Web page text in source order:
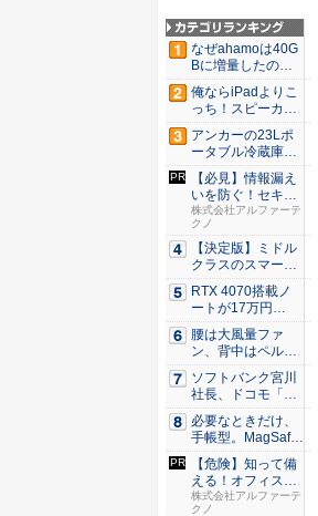
USB Type-C - MS
Office 2021 - Win11
搭載
なぜahamoは40G
Bに増量したの
か ...
俺ならiPadよりこ
っち！スピーカー
9個...
アンカーの23Lポ
ータブル冷蔵庫が
Ama...
【必見】情報漏え
いを防ぐ！セキュ
リティ実...
株式会社アルファーテ
クノ
【決定版】ミドル
クラスのスマート
フォンの...
RTX 4070搭載ノ
ートが17万円
台。...
腰は大風量ファ
ン、背中はペルチ
ェ冷却。ダ...
ソフトバンク宮川
社長、ドコモ「ah
amo...
必要なときだけ、
手帳型。MagSaf
e・...
【危険】知って備
える！オフィスの
セキュリ...
株式会社アルファーテ
クノ